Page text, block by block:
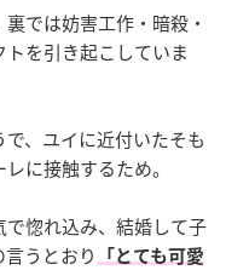
では妨害工作・暗殺・
を引き起こしていま
、ユイに近付いたそも
に接触するため。
惚れ込み、結婚して子
うとおり
「とても可愛